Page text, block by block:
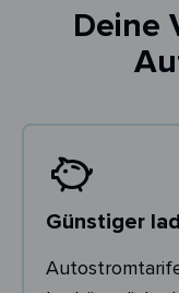
Deine
Günstiger